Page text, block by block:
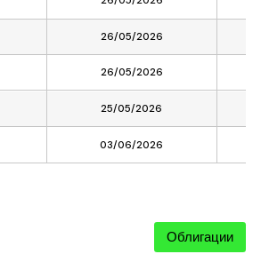
26/05/2026
26/05/2026
25/05/2026
03/06/2026
Облигации